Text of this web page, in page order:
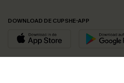
DOWNLOAD DE CUPSHE-APP